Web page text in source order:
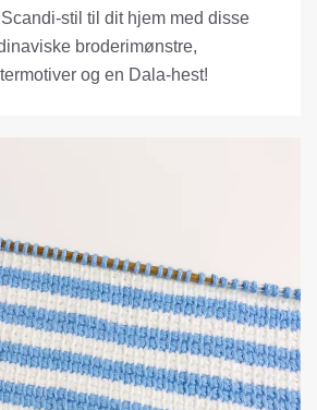
stil til dit hjem med disse
broderimønstre,
og en Dala-hest!